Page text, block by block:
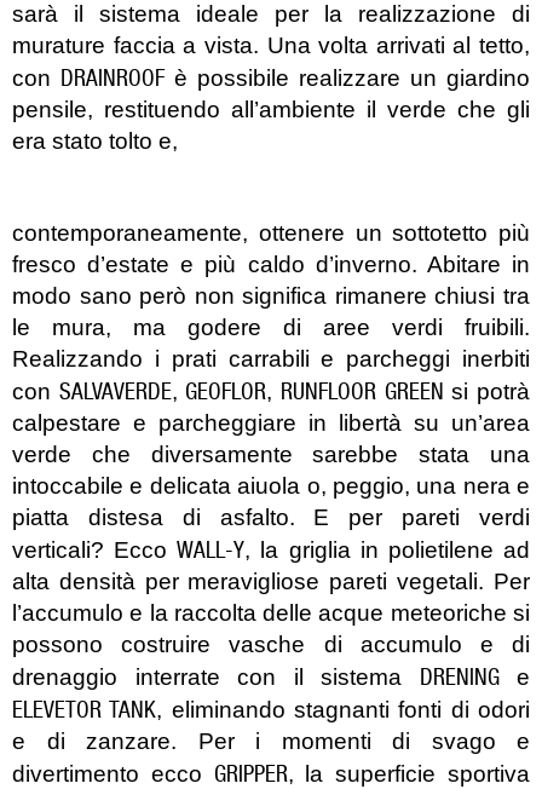
sarà il sistema ideale per la realizzazione di
murature faccia a vista. Una volta arrivati al tetto,
con DRAINROOFè possibile realizzare un giardino
pensile, restituendo all’ambiente il verde che gli
era stato tolto e,
contemporaneamente, ottenere un sottotetto più
fresco d’estate e più caldo d’inverno. Abitare in
modo sano però non significa rimanere chiusi tra
le mura, ma godere di aree verdi fruibili.
Realizzando i prati carrabili e parcheggi inerbiti
con SALVAVERDE, GEOFLOR, RUNFLOOR GREEN si potrà
calpestare e parcheggiare in libertà su un’area
verde che diversamente sarebbe stata una
intoccabile e delicata aiuola o, peggio, una nera e
piatta distesa di asfalto. E per pareti verdi
verticali? EccoWALL-Y, la griglia in polietilene ad
alta densità per meravigliose pareti vegetali. Per
l’accumulo e la raccolta delle acque meteoriche si
possono costruire vasche di accumulo e di
drenaggio interrate con il sistema DRENINGe
ELEVETOR TANK, eliminando stagnanti fonti di odori
e di zanzare. Per i momenti di svago e
divertimento ecco GRIPPER, la superficie sportiva